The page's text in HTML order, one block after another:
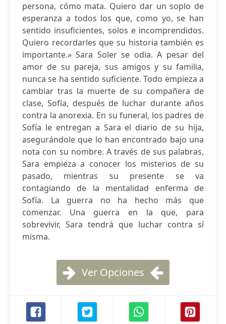
persona, cómo mata. Quiero dar un soplo de
esperanza a todos los que, como yo, se han
sentido insuficientes, solos e incomprendidos.
Quiero recordarles que su historia también es
importante.» Sara Soler se odia. A pesar del
amor de su pareja, sus amigos y su familia,
nunca se ha sentido suficiente. Todo empieza a
cambiar tras la muerte de su compañera de
clase, Sofía, después de luchar durante años
contra la anorexia. En su funeral, los padres de
Sofía le entregan a Sara el diario de su hija,
asegurándole que lo han encontrado bajo una
nota con su nombre. A través de sus palabras,
Sara empieza a conocer los misterios de su
pasado, mientras su presente se va
contagiando de la mentalidad enferma de
Sofía. La guerra no ha hecho más que
comenzar. Una guerra en la que, para
sobrevivir, Sara tendrá que luchar contra sí
misma.
Ver Opciones